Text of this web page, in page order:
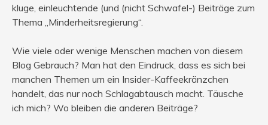
kluge, einleuchtende (und (nicht Schwafel-) Beiträge zum
Thema „Minderheitsregierung“.
Wie viele oder wenige Menschen machen von diesem
Blog Gebrauch? Man hat den Eindruck, dass es sich bei
manchen Themen um ein Insider-Kaffeekränzchen
handelt, das nur noch Schlagabtausch macht. Täusche
ich mich? Wo bleiben die anderen Beiträge?